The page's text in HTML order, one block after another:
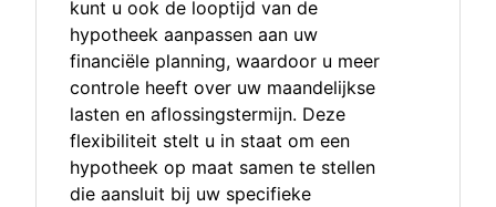
kunt u ook de looptijd van de
hypotheek aanpassen aan uw
financiële planning, waardoor u meer
controle heeft over uw maandelijkse
lasten en aflossingstermijn. Deze
flexibiliteit stelt u in staat om een
hypotheek op maat samen te stellen
die aansluit bij uw specifieke